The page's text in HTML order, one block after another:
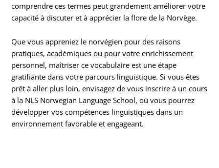
comprendre ces termes peut grandement améliorer votre
capacité à discuter et à apprécier la flore de la Norvège.
Que vous appreniez le norvégien pour des raisons
pratiques, académiques ou pour votre enrichissement
personnel, maîtriser ce vocabulaire est une étape
gratifiante dans votre parcours linguistique. Si vous êtes
prêt à aller plus loin, envisagez de vous inscrire à un cours
à la NLS Norwegian Language School, où vous pourrez
développer vos compétences linguistiques dans un
environnement favorable et engageant.